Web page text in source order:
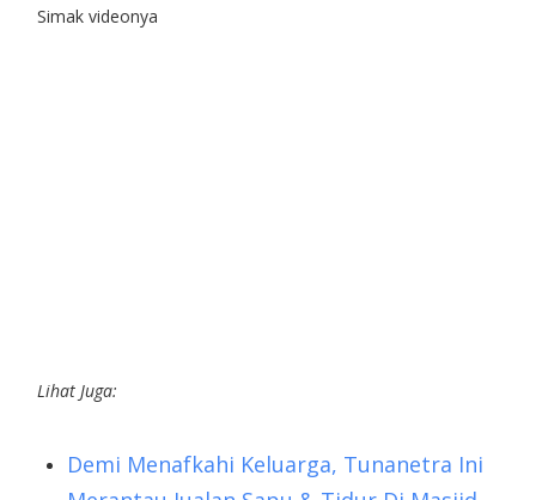
Simak videonya
Lihat Juga:
Demi Menafkahi Keluarga, Tunanetra Ini